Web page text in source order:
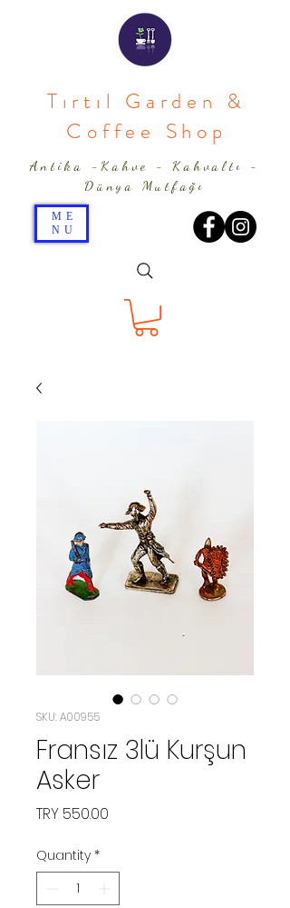
Tırtıl Garden &
Coffee Shop
ME
NU
Antika -Kahve - Kahvaltı -
Dünya Mutfağı
SKU: A00955
Fransız 3lü Kurşun
Asker
TRY 550.00
Quantity *